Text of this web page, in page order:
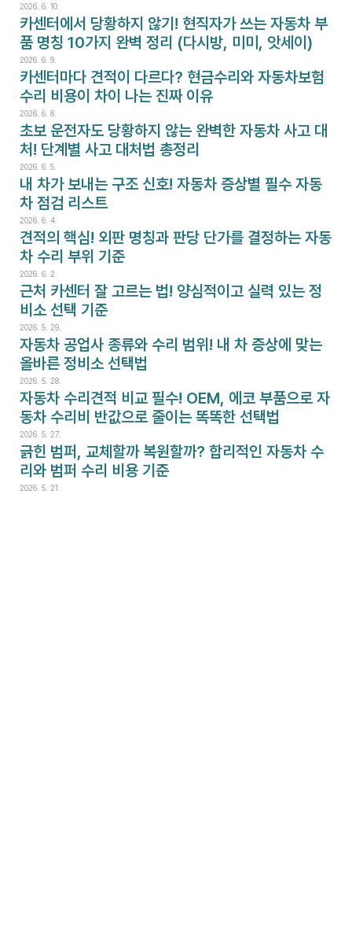
2026. 6. 10.
카센터에서 당황하지 않기! 현직자가 쓰는 자동차 부
품 명칭 10가지 완벽 정리 (다시방, 미미, 앗세이)
2026. 6. 9.
카센터마다 견적이 다르다? 현금수리와 자동차보험
수리 비용이 차이 나는 진짜 이유
2026. 6. 8.
초보 운전자도 당황하지 않는 완벽한 자동차 사고 대
처! 단계별 사고 대처법 총정리
2026. 6. 5.
내 차가 보내는 구조 신호! 자동차 증상별 필수 자동
차 점검 리스트
2026. 6. 4.
견적의 핵심! 외판 명칭과 판당 단가를 결정하는 자동
차 수리 부위 기준
2026. 6. 2.
근처 카센터 잘 고르는 법! 양심적이고 실력 있는 정
비소 선택 기준
2026. 5. 29.
자동차 공업사 종류와 수리 범위! 내 차 증상에 맞는
올바른 정비소 선택법
2026. 5. 28.
자동차 수리견적 비교 필수! OEM, 에코 부품으로 자
동차 수리비 반값으로 줄이는 똑똑한 선택법
2026. 5. 27.
긁힌 범퍼, 교체할까 복원할까? 합리적인 자동차 수
리와 범퍼 수리 비용 기준
2026. 5. 21.